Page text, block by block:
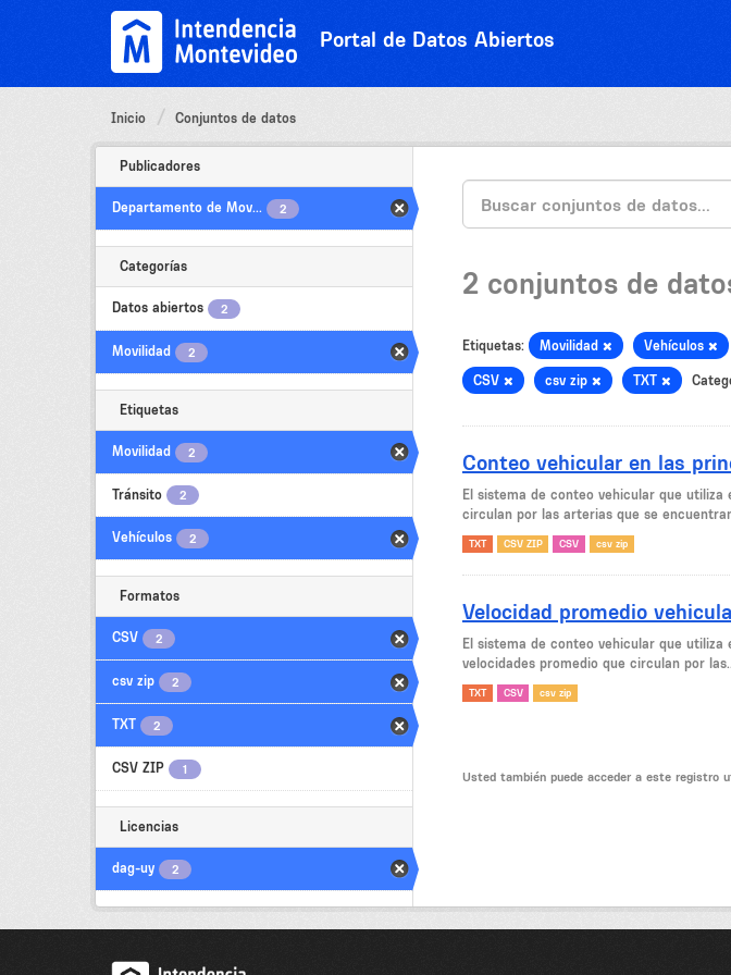
Portal de Datos Abiertos
Inicio Conjuntos de datos
Publicadores
Departamento de Mov... 2
Categorías
Datos abiertos 2
Movilidad 2
Etiquetas
Movilidad 2
Tránsito 2
Vehículos 2
Formatos
CSV 2
csv zip 2
TXT 2
CSV ZIP 1
Licencias
dag-uy 2
2 conjuntos de
Etiquetas: Movilidad Vehículos
CSV csv zip TXT
Conteo vehicular en las
El sistema de conteo vehicular que utiliza
circulan por las arterias que se
TXT CSV ZIP CSV csv zip
Velocidad promedio
El sistema de conteo vehicular que utiliza
velocidades promedio que circulan por
TXT CSV csv zip
Usted también puede acceder a este registro